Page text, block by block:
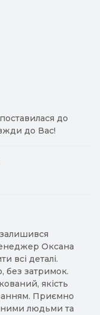
до
до Вас!
Оксана
всі деталі.
без затримок.
якість
Приємно
людьми та